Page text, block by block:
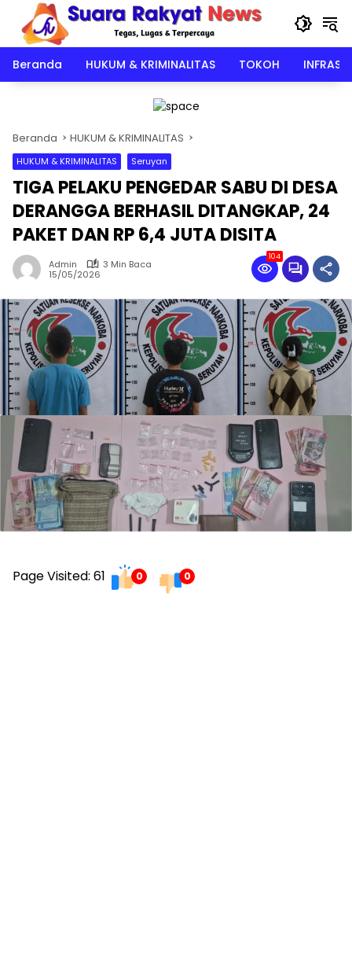
Langsung
konten
Beranda
HUKUM & KRIMINALITAS TOKOH
Beranda HUKUM & KRIMINALITAS
HUKUM & KRIMINALITAS Seruyan
TIGA PELAKU PENGEDAR SABU DI DESA
DERANGGA BERHASIL DITANGKAP, 24
PAKET DAN RP 6,4 JUTA DISITA
Admin
3 Min Baca
15/05/2026
104
Page Visited: 61 0 0